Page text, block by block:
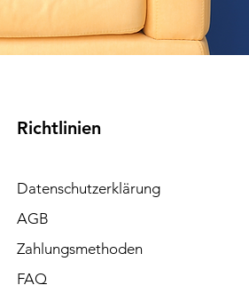
Richtlinien
Datenschutzerklärung
AGB
Zahlungsmethoden
FAQ